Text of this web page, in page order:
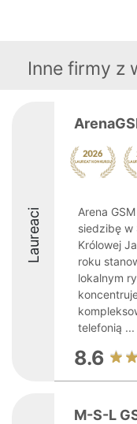
Inne firmy z
Laureaci
Arena
siedzibę w
Królowej
roku
lokalnym
telefonią ...
8.6
M-S-L